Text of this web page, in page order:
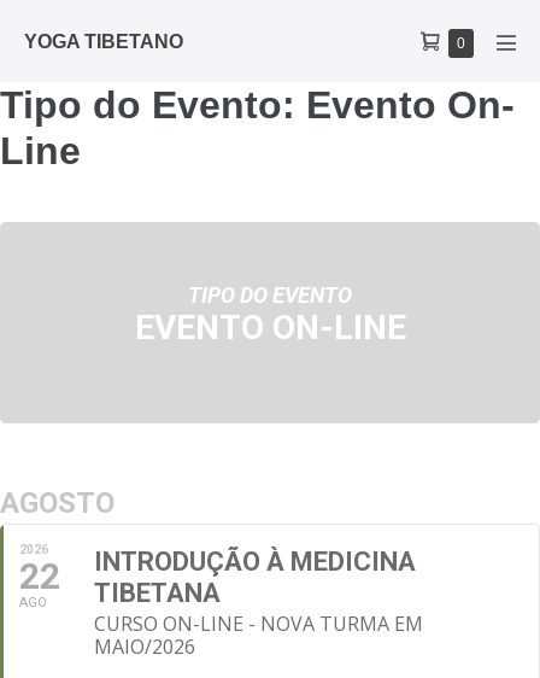
YOGA TIBETANO 0
Tipo do Evento: Evento On-
Line
TIPO DO EVENTO
EVENTO ON-LINE
AGOSTO
2026
22
AGO
INTRODUÇÃO À MEDICINA
TIBETANA
CURSO ON-LINE - NOVA TURMA EM
MAIO/2026